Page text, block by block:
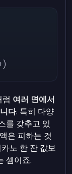
여러 면에서
다. 특히 다양
를 갖추고 있
은 피하는 것
노 한 잔 값보
셈이죠.